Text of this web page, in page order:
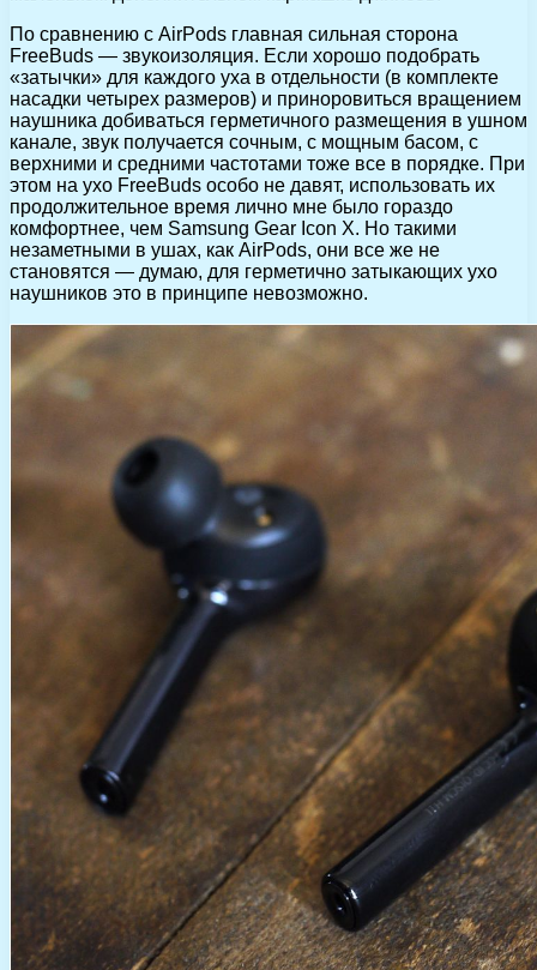
По сравнению с AirPods главная сильная сторона
FreeBuds — звукоизоляция. Если хорошо подобрать
«затычки» для каждого уха в отдельности (в комплекте
насадки четырех размеров) и приноровиться вращением
наушника добиваться герметичного размещения в ушном
канале, звук получается сочным, с мощным басом, с
верхними и средними частотами тоже все в порядке. При
этом на ухо FreeBuds особо не давят, использовать их
продолжительное время лично мне было гораздо
комфортнее, чем Samsung Gear Icon X. Но такими
незаметными в ушах, как AirPods, они все же не
становятся — думаю, для герметично затыкающих ухо
наушников это в принципе невозможно.